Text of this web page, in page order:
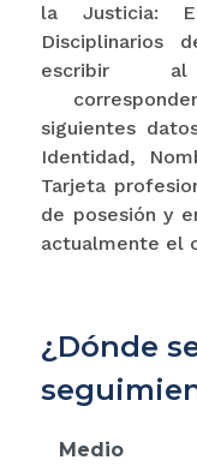
la Justicia:
Disciplinarios
escribir
siguientes
Identidad,
Tarjeta
de posesión y
actualmente el
¿Dónde
Medio